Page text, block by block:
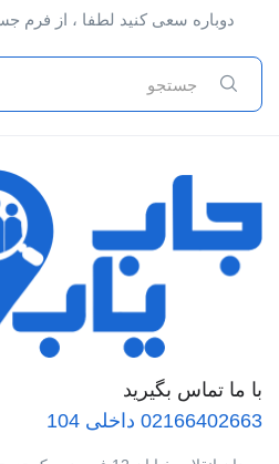
دوباره سعی کنید لطفا ، از فرم
با ما تماس بگیرید
02166402663 داخلی 104